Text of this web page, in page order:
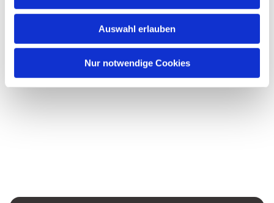
Auswahl erlauben
Nur notwendige Cookies